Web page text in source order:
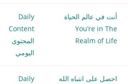
أنت في عالم الحياة
You’re in The
Realm of Life
Daily
Content
المحتوى
اليومي
احصل على انتباه الله
Daily